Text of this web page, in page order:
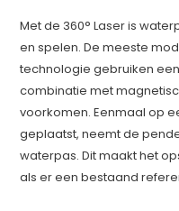
Met de 360° Laser is
en spelen. De meeste
technologie gebruiken
combinatie met
voorkomen. Eenmaal op
geplaatst, neemt de
waterpas. Dit maakt het
als er een bestaand